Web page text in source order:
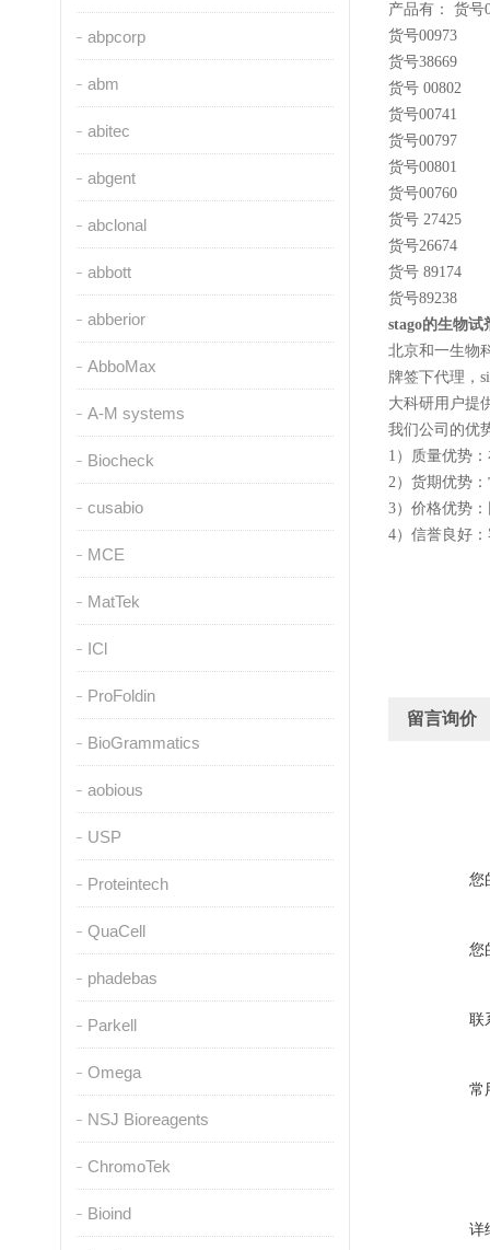
abpcorp
abm
abitec
abgent
abclonal
abbott
abberior
AbboMax
A-M systems
Biocheck
cusabio
MCE
MatTek
ICl
ProFoldin
BioGrammatics
aobious
USP
Proteintech
QuaCell
phadebas
Parkell
Omega
NSJ Bioreagents
ChromoTek
Bioind
产品有： 货号
货号00973
货号38669
货号 00802
货号00741
货号00797
货号00801
货号00760
货号 27425
货号26674
货号 89174
货号89238
stago的生物试
北京和一生物
牌签下代理，
大科研用户提
我们公司的优
1）质量优势
2）货期优势
3）价格优势
4）信誉良好
留言询价
您
您
联
常
详